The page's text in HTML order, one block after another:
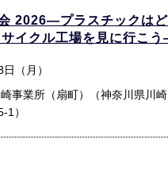
2026―プラスチックは
イクル工場を見に行こ
（月）
事業所（扇町）（神奈川県川崎
1）